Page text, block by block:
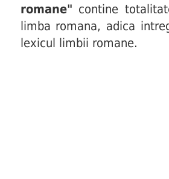
romane" contine
limba romana, adica
lexicul limbii romane.